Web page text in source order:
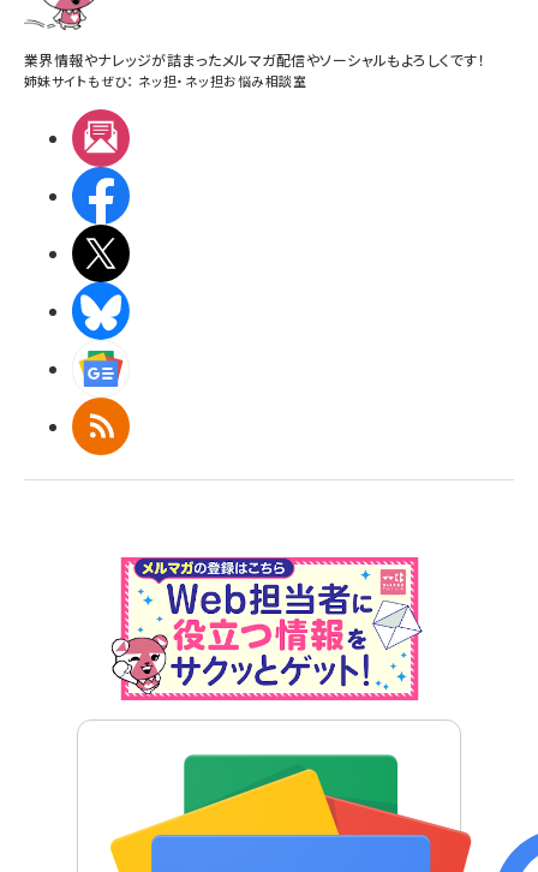
業界情報やナレッジが詰まったメルマガ配信やソーシャルもよろしくです！
姉妹サイトもぜひ： ネッ担・ ネッ担お悩み相談室
RSS